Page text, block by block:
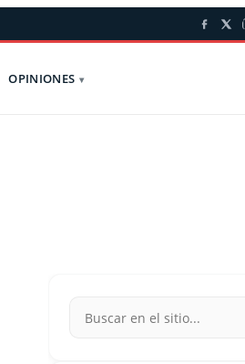
OPINIONES